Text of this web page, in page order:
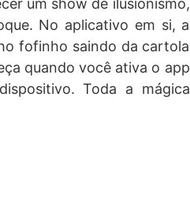
No aplicativo em si, a
fofinho saindo da cartola
quando você ativa o app
Toda a mágica